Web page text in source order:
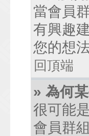
當會員
有興趣
您的想法
回頂端
» 為何
很可能
會員群組